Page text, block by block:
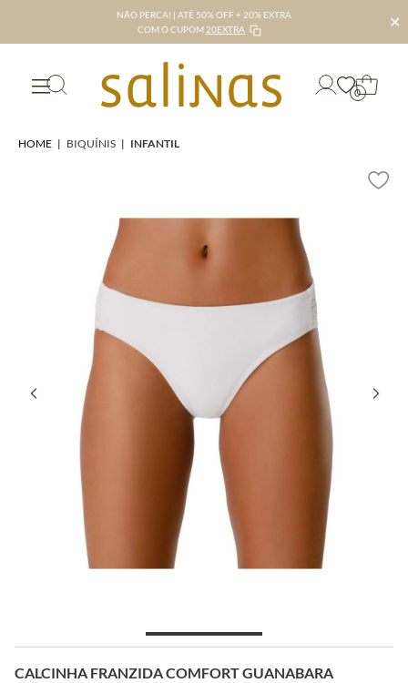
NÃO PERCA! | ATÉ 50% OFF + 20% EXTRA
COM O CUPOM 20EXTRA ✕
0
HOME | BIQUÍNIS | INFANTIL
CALCINHA FRANZIDA COMFORT GUANABARA